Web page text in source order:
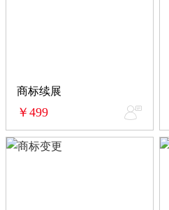
商标续展
￥499